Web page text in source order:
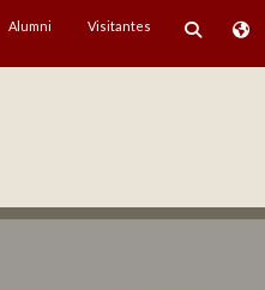
Alumni Visitantes